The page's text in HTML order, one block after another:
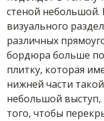
стеной небольшой.
визуального
различных
бордюра больше
плитку, которая
нижней части
небольшой выступ,
того, чтобы